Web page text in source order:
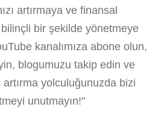
artırmaya ve finansal
bilinçli bir şekilde yönetmeye
kanalımıza abone olun,
blogumuzu takip edin ve
yolculuğunuzda bizi
unutmayın!"